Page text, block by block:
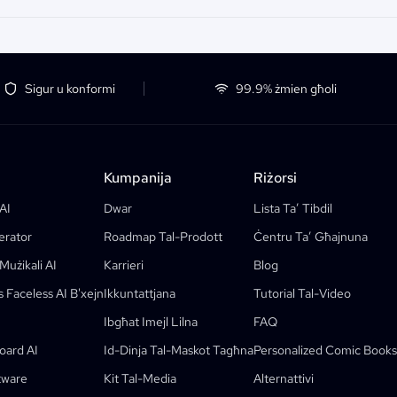
Sigur u konformi 99.9% żmien għoli
AI
AI B'xejn
AI
Kumpanija
Dwar
Roadmap Tal-Prodott
Karrieri
Ikkuntattjana
Ibgħat Imejl Lilna
Id-Dinja Tal-Maskot Tagħna
Kit Tal-Media
Riżorsi
Lista Ta’ Tibdil
Ċentru Ta’ Għajnuna
Blog
Tutorial Tal-Video
FAQ
Personalized Comic Books
Alternattivi